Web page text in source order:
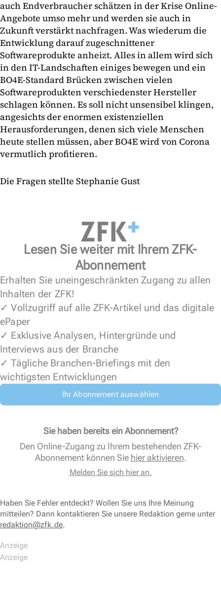
auch Endverbraucher schätzen in der Krise Online-
Angebote umso mehr und werden sie auch in
Zukunft verstärkt nachfragen. Was wiederum die
Entwicklung darauf zugeschnittener
Softwareprodukte anheizt. Alles in allem wird sich
in den IT-Landschaften einiges bewegen und ein
BO4E-Standard Brücken zwischen vielen
Softwareprodukten verschiedenster Hersteller
schlagen können. Es soll nicht unsensibel klingen,
angesichts der enormen existenziellen
Herausforderungen, denen sich viele Menschen
heute stellen müssen, aber BO4E wird von Corona
vermutlich profitieren.
Die Fragen stellte Stephanie Gust
Lesen Sie weiter mit Ihrem ZFK-
Abonnement
Erhalten Sie uneingeschränkten Zugang zu allen
Inhalten der ZFK!
✓ Vollzugriff auf alle ZFK-Artikel und das digitale
ePaper
✓ Exklusive Analysen, Hintergründe und
Interviews aus der Branche
✓ Tägliche Branchen-Briefings mit den
wichtigsten Entwicklungen
Ihr Abonnement auswählen
Sie haben bereits ein Abonnement?
Den Online-Zugang zu Ihrem bestehenden ZFK-
Abonnement können Sie hier aktivieren.
Melden Sie sich hier an.
Haben Sie Fehler entdeckt? Wollen Sie uns Ihre Meinung
mitteilen? Dann kontaktieren Sie unsere Redaktion gerne unter
redaktion@zfk.de.